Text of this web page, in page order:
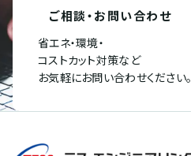
ご相談・お問い合わせ
省エネ・環境・
コストカット対策など
お気軽にお問い合わせください。